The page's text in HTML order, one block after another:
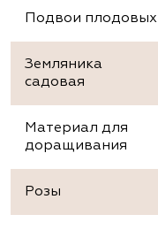
Подвои плодовых
Земляника
садовая
Материал для
доращивания
Розы